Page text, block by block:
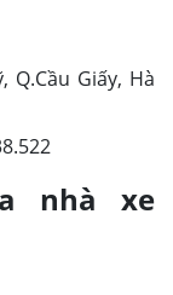
Giấy, Hà
nhà xe